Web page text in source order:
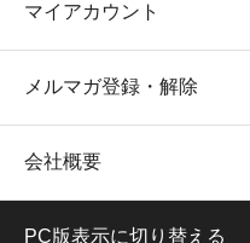
マイアカウント
メルマガ登録・解除
会社概要
PC版表示に切り替える